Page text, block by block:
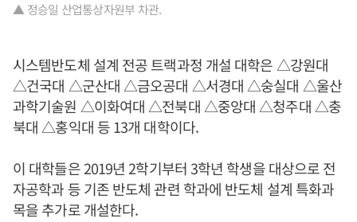
▲ 정승일 산업통상자원부 차관.
시스템반도체 설계 전공 트랙과정 개설 대학은 △강원대
△건국대 △군산대 △금오공대 △서경대 △숭실대 △울산
과학기술원 △이화여대 △전북대 △중앙대 △청주대 △충
북대 △홍익대 등 13개 대학이다.
이 대학들은 2019년 2학기부터 3학년 학생을 대상으로 전
자공학과 등 기존 반도체 관련 학과에 반도체 설계 특화과
목을 추가로 개설한다.